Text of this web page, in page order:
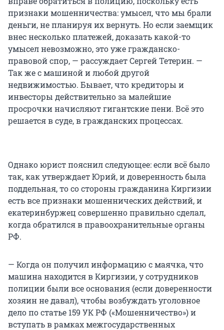
признаки мошенничества: умысел, что мы брали
деньги, не планируя их вернуть. Но если заемщик
внес несколько платежей, доказать какой-то
умысел невозможно, это уже гражданско-
правовой спор, — рассуждает Сергей Тетерин. —
Так же с машиной и любой другой
недвижимостью. Бывает, что кредиторы и
инвесторы действительно за малейшие
просрочки начисляют гигантские пени. Всё это
решается в суде, в гражданских процессах.
Однако юрист пояснил следующее: если всё было
так, как утверждает Юрий, и доверенность была
поддельная, то со стороны гражданина Киргизии
есть все признаки мошеннических действий, и
екатеринбуржец совершенно правильно сделал,
когда обратился в правоохранительные органы
РФ.
— Когда он получил информацию с маячка, что
машина находится в Киргизии, у сотрудников
полиции были все основания (если доверенности
хозяин не давал), чтобы возбуждать уголовное
дело по статье 159 УК РФ («Мошенничество») и
вступать в рамках межгосударственных